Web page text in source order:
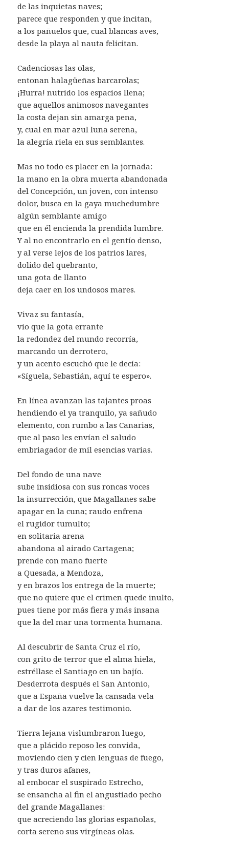
de las inquietas naves;
parece que responden y que incitan,
a los pañuelos que, cual blancas aves,
desde la playa al nauta felicitan.
Cadenciosas las olas,
entonan halagüeñas barcarolas;
¡Hurra! nutrido los espacios llena;
que aquellos animosos navegantes
la costa dejan sin amarga pena,
y, cual en mar azul luna serena,
la alegría riela en sus semblantes.
Mas no todo es placer en la jornada:
la mano en la obra muerta abandonada
del Concepción, un joven, con intenso
dolor, busca en la gaya muchedumbre
algún semblante amigo
que en él encienda la prendida lumbre.
Y al no encontrarlo en el gentío denso,
y al verse lejos de los patrios lares,
dolido del quebranto,
una gota de llanto
deja caer en los undosos mares.
Vivaz su fantasía,
vio que la gota errante
la redondez del mundo recorría,
marcando un derrotero,
y un acento escuchó que le decía:
«Síguela, Sebastián, aquí te espero».
En línea avanzan las tajantes proas
hendiendo el ya tranquilo, ya sañudo
elemento, con rumbo a las Canarias,
que al paso les envían el saludo
embriagador de mil esencias varias.
Del fondo de una nave
sube insidiosa con sus roncas voces
la insurrección, que Magallanes sabe
apagar en la cuna; raudo enfrena
el rugidor tumulto;
en solitaria arena
abandona al airado Cartagena;
prende con mano fuerte
a Quesada, a Mendoza,
y en brazos los entrega de la muerte;
que no quiere que el crimen quede inulto,
pues tiene por más fiera y más insana
que la del mar una tormenta humana.
Al descubrir de Santa Cruz el río,
con grito de terror que el alma hiela,
estréllase el Santiago en un bajío.
Desderrota después el San Antonio,
que a España vuelve la cansada vela
a dar de los azares testimonio.
Tierra lejana vislumbraron luego,
que a plácido reposo les convida,
moviendo cien y cien lenguas de fuego,
y tras duros afanes,
al embocar el suspirado Estrecho,
se ensancha al fin el angustiado pecho
del grande Magallanes:
que acreciendo las glorias españolas,
corta sereno sus virgíneas olas.